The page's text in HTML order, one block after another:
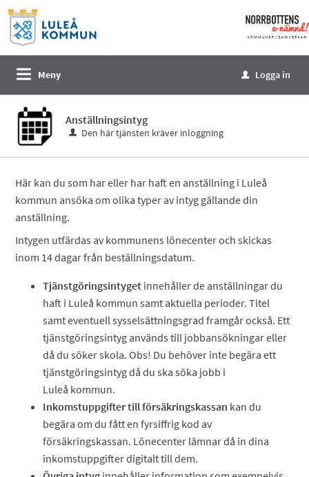
Välkommen
till
tjänster
Norrbottens
enämnd
Meny u Logga in
Anställningsintyg
Den här tjänsten kräver inloggning
Här kan du som har eller har haft en anställning i Luleå
kommun ansöka om olika typer av intyg gällande din
anställning.
Intygen utfärdas av kommunens lönecenter och skickas
inom 14 dagar från beställningsdatum.
Tjänstgöringsintyget innehåller de anställningar du
haft i Luleå kommun samt aktuella perioder. Titel
samt eventuell sysselsättningsgrad framgår också. Ett
tjänstgöringsintyg används till jobbansökningar eller
då du söker skola. Obs! Du behöver inte begära ett
tjänstgöringsintyg då du ska söka jobb i
Luleå kommun.
Inkomstuppgifter till försäkringskassan kan du
begära om du fått en fyrsiffrig kod av
försäkringskassan. Lönecenter lämnar då in dina
inkomstuppgifter digitalt till dem.